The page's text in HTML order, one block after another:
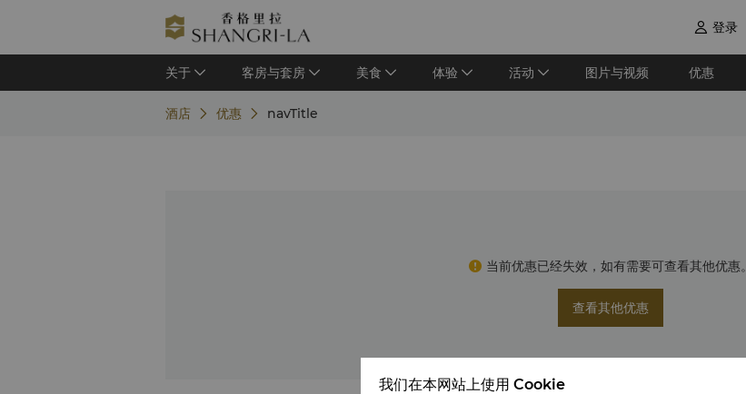
 登录
关于 客房与套房 美食 体验 活动 图片与视频 优惠
酒店 优惠 navTitle
当前优惠已经失效，如有需要可查看其他优惠。
查看其他优惠
我们在本网站上使用 Cookie